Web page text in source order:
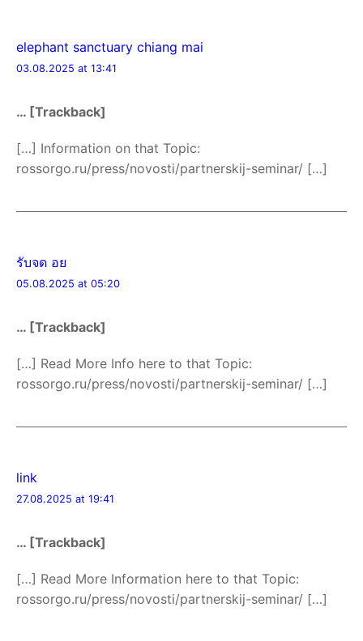
elephant sanctuary chiang mai
03.08.2025 at 13:41
… [Trackback]
[…] Information on that Topic:
rossorgo.ru/press/novosti/partnerskij-seminar/ […]
รับจด อย
05.08.2025 at 05:20
… [Trackback]
[…] Read More Info here to that Topic:
rossorgo.ru/press/novosti/partnerskij-seminar/ […]
link
27.08.2025 at 19:41
… [Trackback]
[…] Read More Information here to that Topic:
rossorgo.ru/press/novosti/partnerskij-seminar/ […]